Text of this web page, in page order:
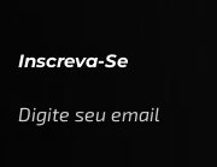
Inscreva-Se
Digite seu email